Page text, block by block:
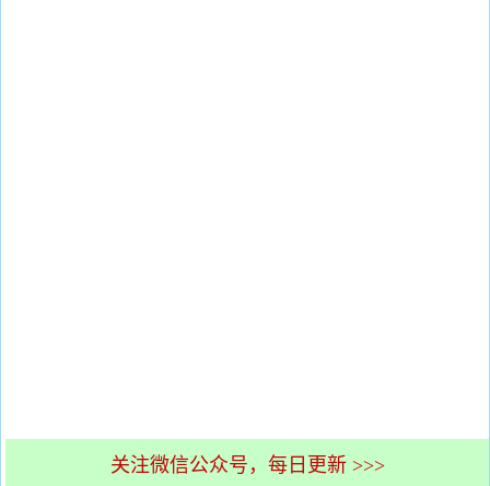
关注微信公众号，每日更新 >>>